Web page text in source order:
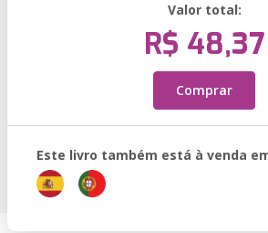
Valor total:
R$ 48,37
Comprar
Este livro também está à venda